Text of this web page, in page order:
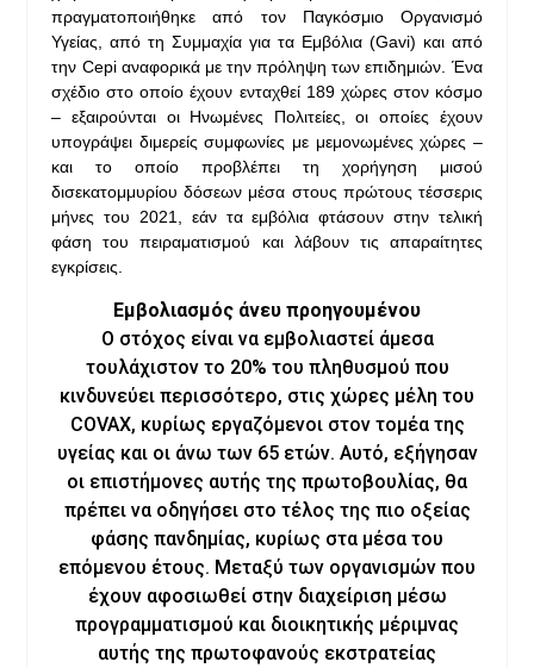
πραγματοποιήθηκε από τον Παγκόσμιο Οργανισμό
Υγείας, από τη Συμμαχία για τα Εμβόλια (Gavi) και από
την Cepi αναφορικά με την πρόληψη των επιδημιών. Ένα
σχέδιο στο οποίο έχουν ενταχθεί 189 χώρες στον κόσμο
– εξαιρούνται οι Ηνωμένες Πολιτείες, οι οποίες έχουν
υπογράψει διμερείς συμφωνίες με μεμονωμένες χώρες –
και το οποίο προβλέπει τη χορήγηση μισού
δισεκατομμυρίου δόσεων μέσα στους πρώτους τέσσερις
μήνες του 2021, εάν τα εμβόλια φτάσουν στην τελική
φάση του πειραματισμού και λάβουν τις απαραίτητες
εγκρίσεις.
Εμβολιασμός άνευ προηγουμένου
Ο στόχος είναι να εμβολιαστεί άμεσα
τουλάχιστον το 20% του πληθυσμού που
κινδυνεύει περισσότερο, στις χώρες μέλη του
COVAX, κυρίως εργαζόμενοι στον τομέα της
υγείας και οι άνω των 65 ετών. Αυτό, εξήγησαν
οι επιστήμονες αυτής της πρωτοβουλίας, θα
πρέπει να οδηγήσει στο τέλος της πιο οξείας
φάσης πανδημίας, κυρίως στα μέσα του
επόμενου έτους. Μεταξύ των οργανισμών που
έχουν αφοσιωθεί στην διαχείριση μέσω
προγραμματισμού και διοικητικής μέριμνας
αυτής της πρωτοφανούς εκστρατείας